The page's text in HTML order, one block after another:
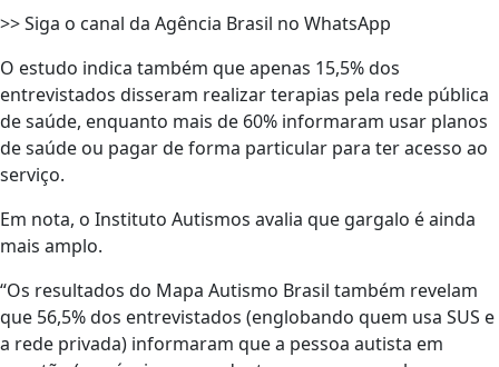
>> Siga o canal da Agência Brasil no WhatsApp
O estudo indica também que apenas 15,5% dos
entrevistados disseram realizar terapias pela rede pública
de saúde, enquanto mais de 60% informaram usar planos
de saúde ou pagar de forma particular para ter acesso ao
serviço.
Em nota, o Instituto Autismos avalia que gargalo é ainda
mais amplo.
“Os resultados do Mapa Autismo Brasil também revelam
que 56,5% dos entrevistados (englobando quem usa SUS e
a rede privada) informaram que a pessoa autista em